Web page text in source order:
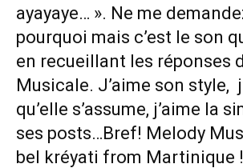
ayayaye… ». Ne me
pourquoi mais c’est le son
en recueillant les réponses
Musicale. J’aime son style,
qu’elle s’assume, j’aime la
ses posts…Bref! Melody
bel kréyati from Martinique !